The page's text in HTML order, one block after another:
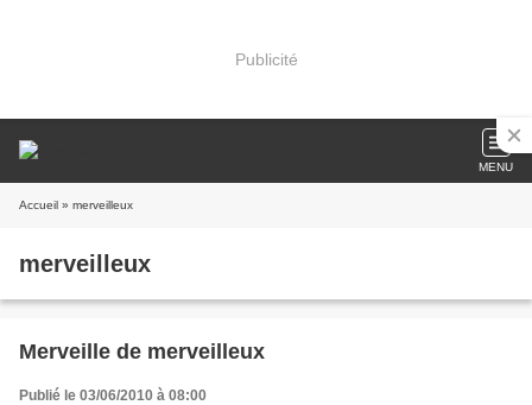
Publicité
MENU
Accueil » merveilleux
merveilleux
Merveille de merveilleux
Publié le 03/06/2010 à 08:00